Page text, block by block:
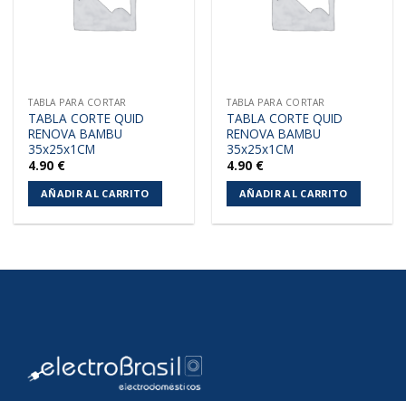
TABLA PARA CORTAR
TABLA CORTE QUID
RENOVA BAMBU
35x25x1CM
4.90 €
AÑADIR AL CARRITO
TABLA PARA CORTAR
TABLA CORTE QUID
RENOVA BAMBU
35x25x1CM
4.90 €
AÑADIR AL CARRITO